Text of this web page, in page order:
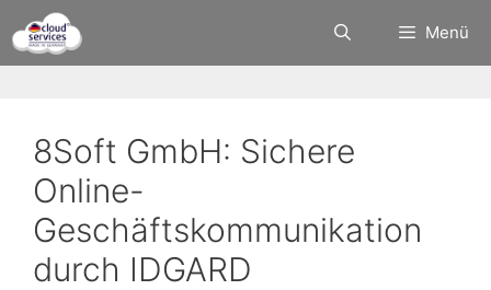
Inhalt
springen
Menü
8Soft GmbH: Sichere
Online-
Geschäftskommunikation
durch IDGARD